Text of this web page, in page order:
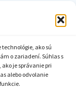
ako sú
o zariadení. Súhlas s
je správanie pri
alebo odvolanie